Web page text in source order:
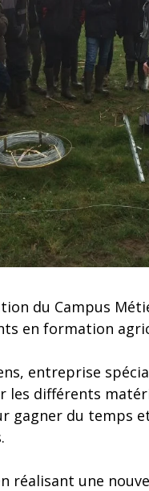
du Campus
en formation
entreprise
différents
gagner du temps
réalisant une